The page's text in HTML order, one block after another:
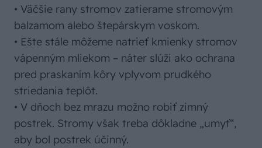
• Väčšie rany stromov zatierame stromovým
balzamom alebo štepárskym voskom.
• Ešte stále môžeme natrieť kmienky stromov
vápenným mliekom – náter slúži ako ochrana
pred praskaním kôry vplyvom prudkého
striedania teplôt.
• V dňoch bez mrazu možno robiť zimný
postrek. Stromy však treba dôkladne „umyť“,
aby bol postrek účinný.